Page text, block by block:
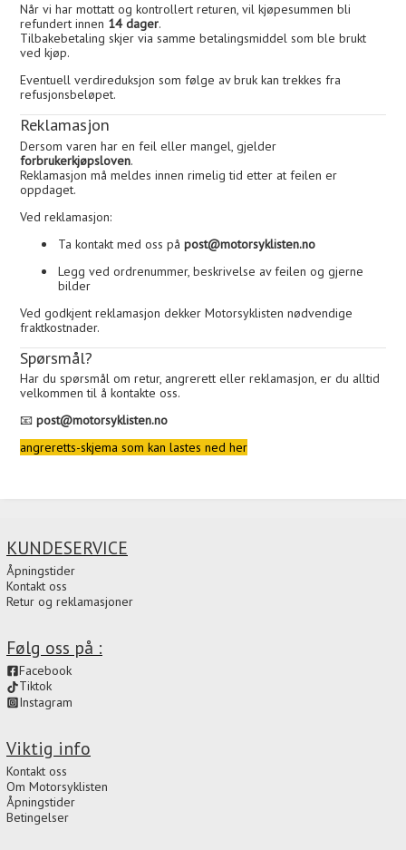
Når vi har mottatt og kontrollert returen, vil kjøpesummen bli
refundert innen 14 dager.
Tilbakebetaling skjer via samme betalingsmiddel som ble brukt
ved kjøp.
Eventuell verdireduksjon som følge av bruk kan trekkes fra
refusjonsbeløpet.
Reklamasjon
Dersom varen har en feil eller mangel, gjelder
forbrukerkjøpsloven.
Reklamasjon må meldes innen rimelig tid etter at feilen er
oppdaget.
Ved reklamasjon:
Ta kontakt med oss på post@motorsyklisten.no
Legg ved ordrenummer, beskrivelse av feilen og gjerne
bilder
Ved godkjent reklamasjon dekker Motorsyklisten nødvendige
fraktkostnader.
Spørsmål?
Har du spørsmål om retur, angrerett eller reklamasjon, er du alltid
velkommen til å kontakte oss.
📧 post@motorsyklisten.no
angreretts-skjema som kan lastes ned her
Viktig info
Kontakt oss
Om Motorsyklisten
Åpningstider
Betingelser
Følg oss på :
Facebook
Tiktok
Instagram
KUNDESERVICE
Åpningstider
Kontakt oss
Retur og reklamasjoner